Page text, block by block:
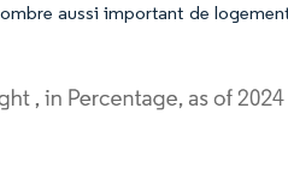
aussi important de